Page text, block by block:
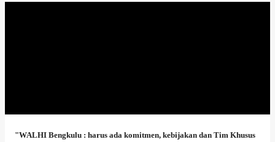
"WALHI Bengkulu : harus ada komitmen, kebijakan dan Tim Khusus